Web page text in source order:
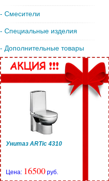
- Смесители
- Специальные изделия
- Дополнительные товары
Унитаз ARTic 4310
Цена: 16500 руб.